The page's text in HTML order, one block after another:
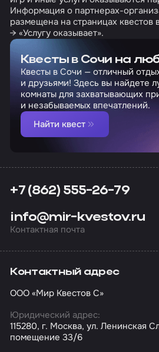
Информация о партнерах-
размещена на страницах квестов
→ «Услугу оказывает».
Квесты в Сочи на
Квесты в Сочи — отличный
и друзьями! Здесь вы найдете
комнаты для захватывающих
и незабываемых впечатлений.
Найти квест
+7 (862) 555-26-79
info@mir-kvestov.ru
Контактная почта
Контактный адрес
ООО «Мир Квестов С»
Юридический адрес:
115280, г. Москва, ул. Ленинская
помещение 33/6